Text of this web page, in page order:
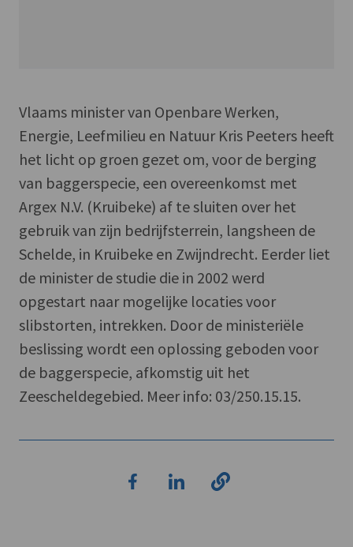
Vlaams minister van Openbare Werken,
Energie, Leefmilieu en Natuur Kris Peeters heeft
het licht op groen gezet om, voor de berging
van baggerspecie, een overeenkomst met
Argex N.V. (Kruibeke) af te sluiten over het
gebruik van zijn bedrijfsterrein, langsheen de
Schelde, in Kruibeke en Zwijndrecht. Eerder liet
de minister de studie die in 2002 werd
opgestart naar mogelijke locaties voor
slibstorten, intrekken. Door de ministeriële
beslissing wordt een oplossing geboden voor
de baggerspecie, afkomstig uit het
Zeescheldegebied. Meer info: 03/250.15.15.